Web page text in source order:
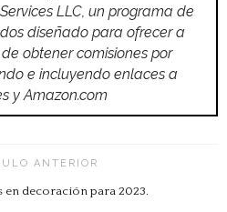
LLC, un programa de
diseñado para ofrecer a
obtener comisiones por
e incluyendo enlaces a
y Amazon.com
ANTERIOR
en decoración para 2023.